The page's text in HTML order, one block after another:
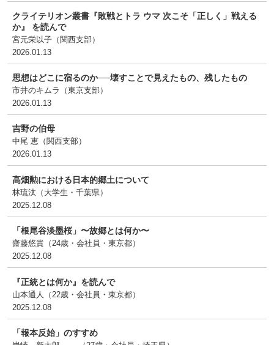
クライテリオン叢書『敗戦とトラ ウマ 次こそ「正しく」戦える
か』 を読んで
宮元栄以子（関西支部）
2026.01.13
思想はどこに宿るのか──壊すことで見えたもの、残したもの
市井のキムラ（東京支部）
2026.01.13
吉野の伯母
中尾 恵（関西支部）
2026.01.13
高畑勲における日本的郷土について
林琉汰（大学生・千葉県 ）
2025.12.08
「根尾谷淡墨桜」〜故郷とは何か〜
齋藤悠貴（24歳・会社員・東京都）
2025.12.08
『正統とは何か』を読んで
山本通人（22歳・会社員・東京都）
2025.12.08
「報本反始」のすすめ